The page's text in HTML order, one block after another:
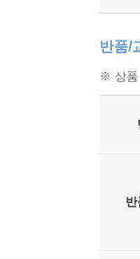
반품/
※ 상품